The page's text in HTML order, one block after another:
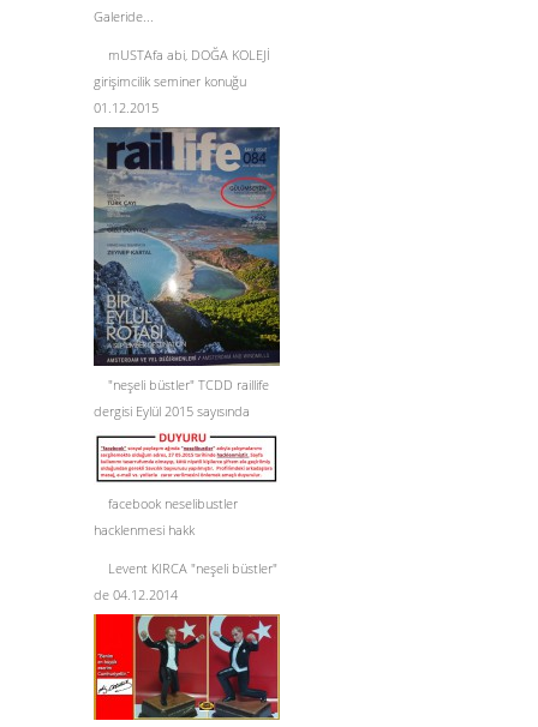
Galeride...
mUSTAfa abi, DOĞA KOLEJİ
girişimcilik seminer konuğu
01.12.2015
"neşeli büstler" TCDD raillife
dergisi Eylül 2015 sayısında
facebook neselibustler
hacklenmesi hakk
Levent KIRCA "neşeli büstler"
de 04.12.2014